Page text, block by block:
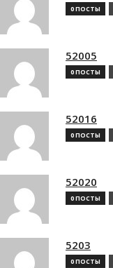
0 ПОСТЫ
52005
0 ПОСТЫ
52016
0 ПОСТЫ
52020
0 ПОСТЫ
5203
0 ПОСТЫ